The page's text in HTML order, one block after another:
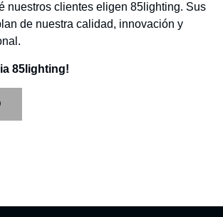
nuestros clientes eligen 85lighting. Sus
de nuestra calidad, innovación y
85lighting!